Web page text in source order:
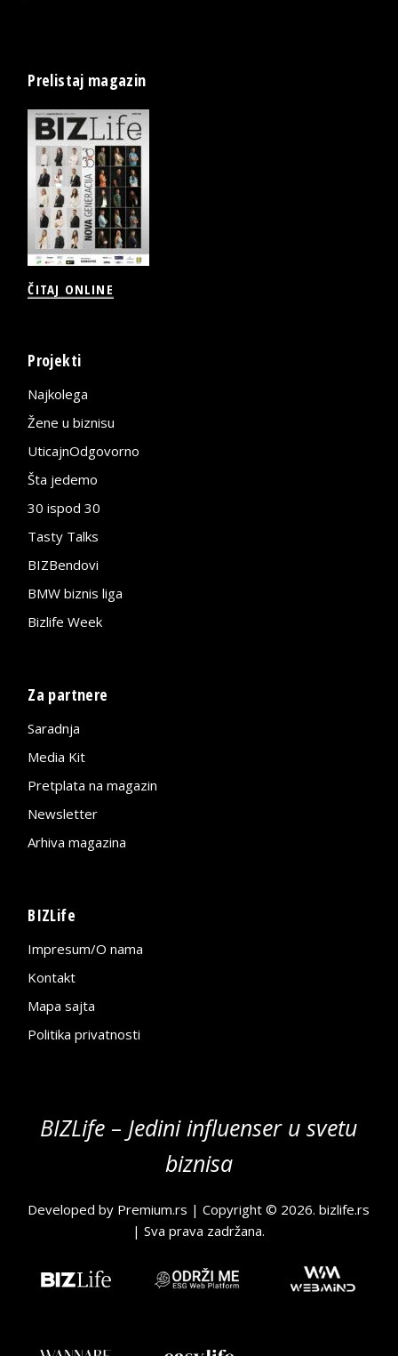
Prelistaj magazin
ČITAJ ONLINE
Projekti
Najkolega
Žene u biznisu
UticajnOdgovorno
Šta jedemo
30 ispod 30
Tasty Talks
BIZBendovi
BMW biznis liga
Bizlife Week
Za partnere
Saradnja
Media Kit
Pretplata na magazin
Newsletter
Arhiva magazina
BIZLife
Impresum/O nama
Kontakt
Mapa sajta
Politika privatnosti
BIZLife – Jedini influenser u svetu
biznisa
Developed by Premium.rs | Copyright © 2026.bizlife.rs
| Sva prava zadržana.